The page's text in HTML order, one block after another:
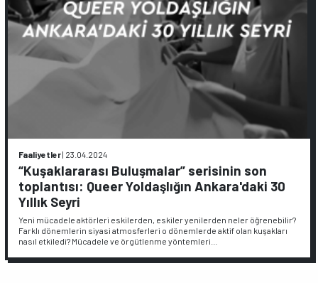
Faaliyetler| 23.04.2024
“Kuşaklararası Buluşmalar” serisinin son
toplantısı: Queer Yoldaşlığın Ankara'daki 30
Yıllık Seyri
Yeni mücadele aktörleri eskilerden, eskiler yenilerden neler öğrenebilir?
Farklı dönemlerin siyasi atmosferleri o dönemlerde aktif olan kuşakları
nasıl etkiledi? Mücadele ve örgütlenme yöntemleri…